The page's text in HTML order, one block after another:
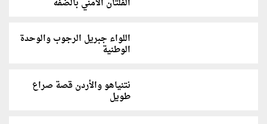
الفلتان الأمني بالضفة
اللواء جبريل الرجوب والوحدة
الوطنية
نتنياهو والأردن قصة صراع
طويل